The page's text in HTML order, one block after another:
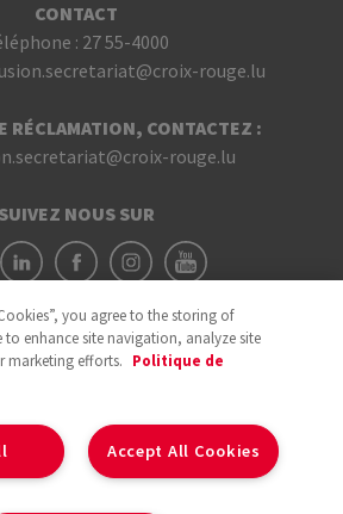
CONTACT
: 27 55-4000
rouge.lu
RÉCLAMATION, CONTACTEZ :
rouge.lu
SUIVEZ NOUS SUR
you agree to the storing of
to enhance site navigation, analyze site
marketing efforts. Politique de
Accept All Cookies